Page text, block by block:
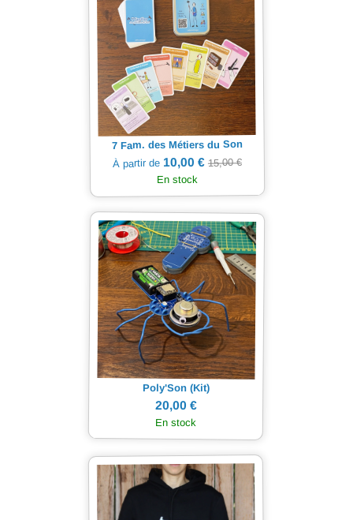
7 Fam. des Métiers du Son
À partir de 10,00 € 15,00 €
En stock
Poly'Son (Kit)
20,00 €
En stock